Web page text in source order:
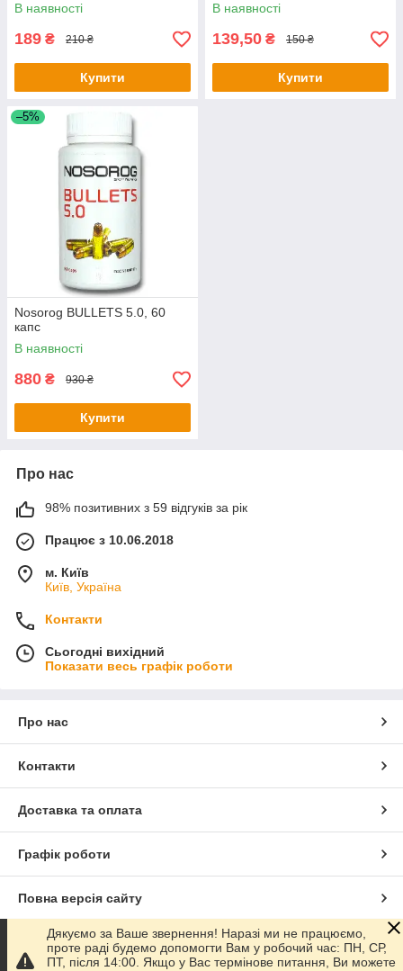
В наявності
189 ₴ 210 ₴
Купити
В наявності
139,50 ₴ 150 ₴
Купити
–5%
Nosorog BULLETS 5.0, 60
капс
В наявності
880 ₴ 930 ₴
Купити
Про нас
98% позитивних з 59 відгуків за рік
Працює з 10.06.2018
м. Київ
Київ, Україна
Контакти
Сьогодні вихідний
Показати весь графік роботи
Про нас
Контакти
Доставка та оплата
Графік роботи
Повна версія сайту
Сайт створено на маркетплейсіProm.ua
Дякуємо за Ваше звернення! Наразі ми не працюємо,
проте раді будемо допомогти Вам у робочий час: ПН, СР,
ПТ, після 14:00. Якщо у Вас термінове питання, Ви можете